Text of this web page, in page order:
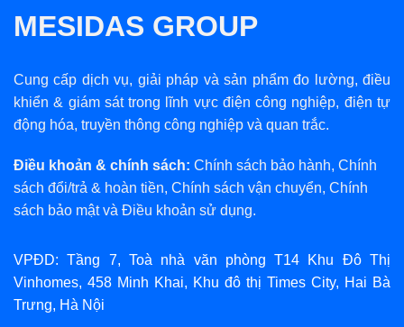
MESIDAS GROUP
Cung cấp dịch vụ, giải pháp và sản phẩm đo lường, điều
khiển & giám sát trong lĩnh vực điện công nghiệp, điện tự
động hóa, truyền thông công nghiệp và quan trắc.
Điều khoản & chính sách: Chính sách bảo hành, Chính
sách đổi/trả & hoàn tiền, Chính sách vận chuyển, Chính
sách bảo mậtvà Điều khoản sử dụng.
VPĐD: Tầng 7, Toà nhà văn phòng T14 Khu Đô Thị
Vinhomes, 458 Minh Khai, Khu đô thị Times City, Hai Bà
Trưng, Hà Nội